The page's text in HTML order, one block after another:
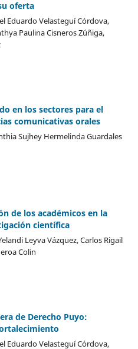
oferta
Eduardo Velasteguí Córdova,
Paulina Cisneros Zúñiga,
en los sectores para el
comunicativas orales
Sujhey Hermelinda Guardales
de los académicos en la
científica
Leyva Vázquez, Carlos Rigail
Colin
de Derecho Puyo:
Eduardo Velasteguí Córdova,